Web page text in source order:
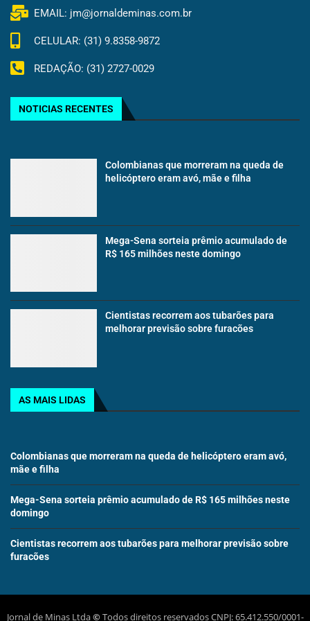
EMAIL: jm@jornaldeminas.com.br
CELULAR: (31) 9.8358-9872
REDAÇÃO: (31) 2727-0029
NOTICIAS RECENTES
Colombianas que morreram na queda de
helicóptero eram avó, mãe e filha
Mega-Sena sorteia prêmio acumulado de
R$ 165 milhões neste domingo
Cientistas recorrem aos tubarões para
melhorar previsão sobre furacões
AS MAIS LIDAS
Colombianas que morreram na queda de helicóptero eram avó,
mãe e filha
Mega-Sena sorteia prêmio acumulado de R$ 165 milhões neste
domingo
Cientistas recorrem aos tubarões para melhorar previsão sobre
furacões
Jornal de Minas Ltda©Todos direitos reservados CNPJ: 65.412.550/0001-